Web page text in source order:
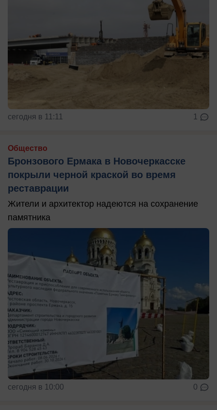
сегодня в 11:11 1
Общество
Бронзового Ермака в Новочеркасске
покрыли черной краской во время
реставрации
Жители и архитектор надеются на сохранение
памятника
сегодня в 10:00 0